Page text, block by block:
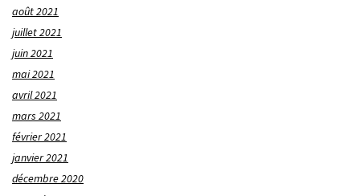
août 2021
juillet 2021
juin 2021
mai 2021
avril 2021
mars 2021
février 2021
janvier 2021
décembre 2020